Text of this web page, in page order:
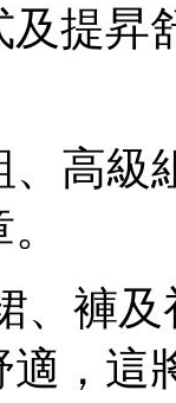
提昇
高級
、褲
適，這